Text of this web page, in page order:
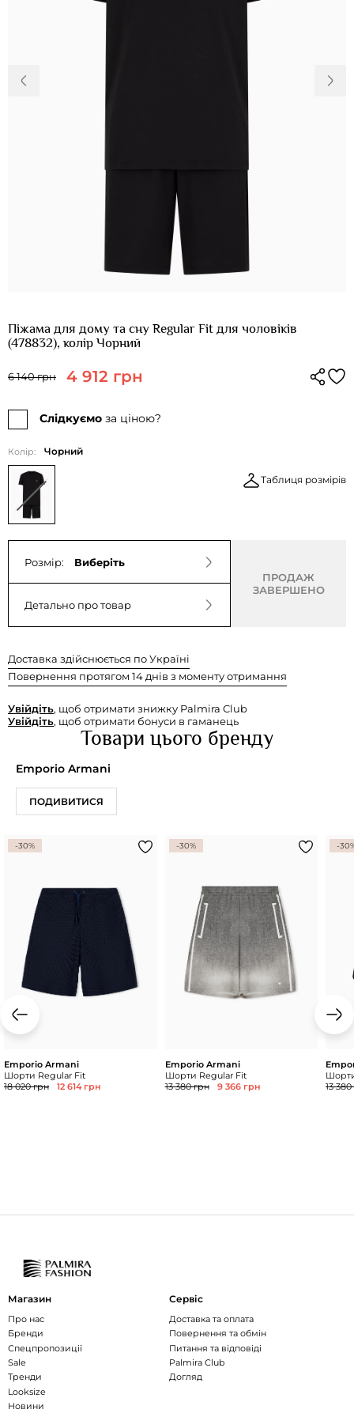
відповіді
+38(050)4840005
Піжама для дому та сну Regular Fit для чоловіків
(478832), колір Чорний
6 140 грн 4 912 грн
Слідкуємо за ціною?
Колір: Чорний
Таблиця розмірів
Розмір: Виберіть
Детально про товар
ПРОДАЖ
ЗАВЕРШЕНО
Доставка здійснюється по Україні
Повернення протягом 14 днів з моменту отримання
Увійдіть, щоб отримати знижку Palmira Club
Увійдіть, щоб отримати бонуси в гаманець
Товари цього бренду
Emporio Armani
ПОДИВИТИСЯ
-30%
Emporio Armani
Шорти Regular Fit
18 020 грн
12 614 грн
-30%
Emporio Armani
Шорти Regular Fit
13 380 грн
9 366 грн
-
13
Магазин
Про нас
Бренди
Спецпропозиції
Sale
Тренди
Looksize
Новини
Сервіс
Доставка та оплата
Повернення та обмін
Питання та відповіді
Palmira Club
Догляд